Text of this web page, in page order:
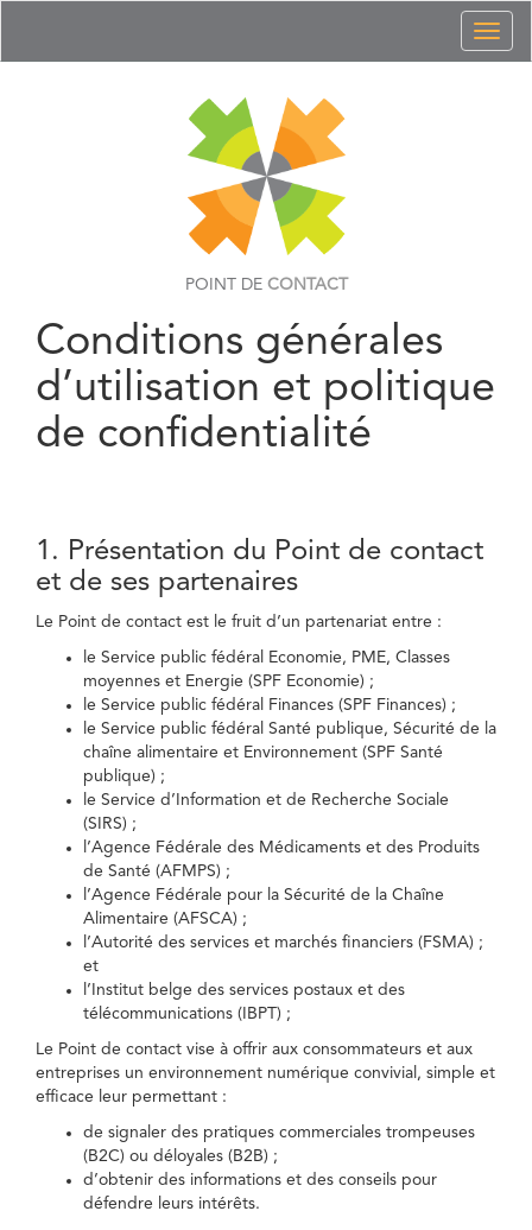
POINT DE CONTACT
Conditions générales
d’utilisation et politique
de confidentialité
1. Présentation du Point de contact
et de ses partenaires
Le Point de contact est le fruit d’un partenariat entre :
le Service public fédéral Economie, PME, Classes
moyennes et Energie (SPF Economie) ;
le Service public fédéral Finances (SPF Finances) ;
le Service public fédéral Santé publique, Sécurité de la
chaîne alimentaire et Environnement (SPF Santé
publique) ;
le Service d’Information et de Recherche Sociale
(SIRS) ;
l’Agence Fédérale des Médicaments et des Produits
de Santé (AFMPS) ;
l’Agence Fédérale pour la Sécurité de la Chaîne
Alimentaire (AFSCA) ;
l’Autorité des services et marchés financiers (FSMA) ;
et
l’Institut belge des services postaux et des
télécommunications (IBPT) ;
Le Point de contact vise à offrir aux consommateurs et aux
entreprises un environnement numérique convivial, simple et
efficace leur permettant :
de signaler des pratiques commerciales trompeuses
(B2C) ou déloyales (B2B) ;
d’obtenir des informations et des conseils pour
défendre leurs intérêts.